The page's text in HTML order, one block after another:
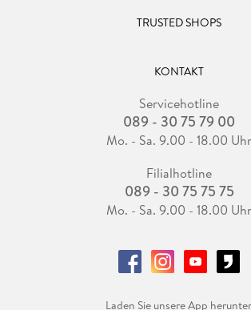
TRUSTED SHOPS
KONTAKT
Servicehotline
089 - 30 75 79 00
Mo. - Sa. 9.00 - 18.00 Uhr
Filialhotline
089 - 30 75 75 75
Mo. - Sa. 9.00 - 18.00 Uhr
Laden Sie unsere App